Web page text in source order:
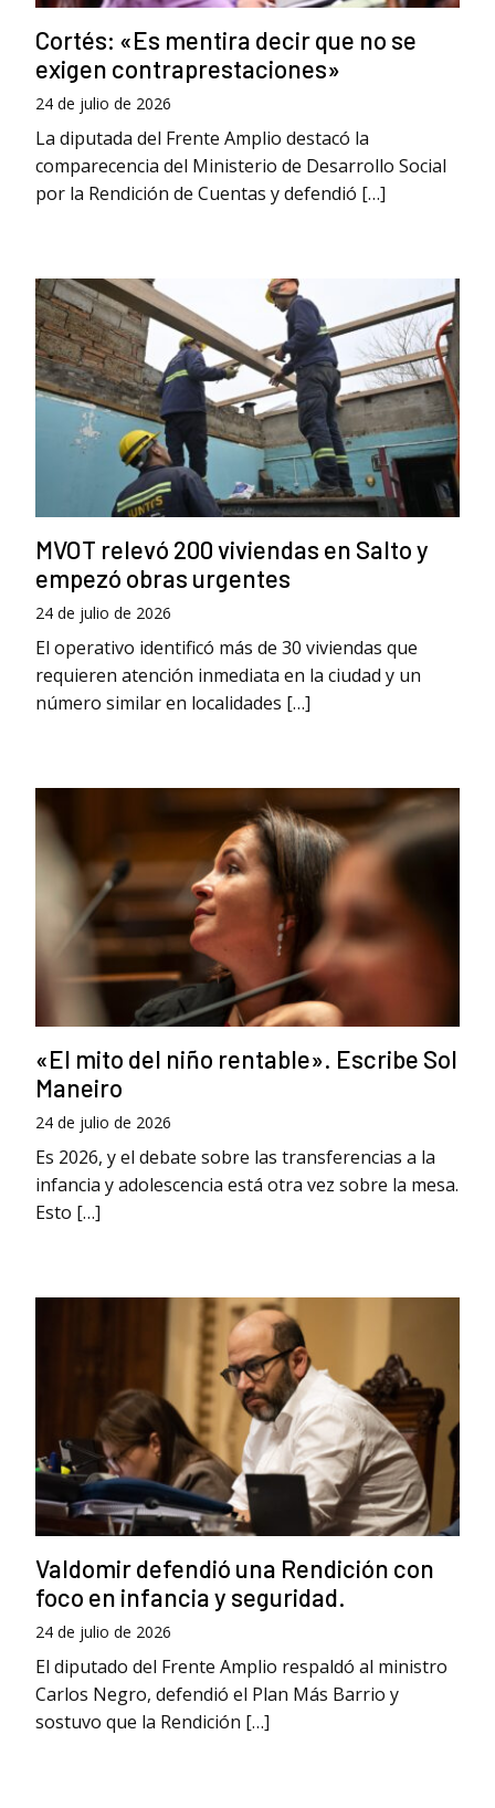
Cortés: «Es mentira decir que no se
exigen contraprestaciones»
24 de julio de 2026
La diputada del Frente Amplio destacó la
comparecencia del Ministerio de Desarrollo Social
por la Rendición de Cuentas y defendió […]
MVOT relevó 200 viviendas en Salto y
empezó obras urgentes
24 de julio de 2026
El operativo identificó más de 30 viviendas que
requieren atención inmediata en la ciudad y un
número similar en localidades […]
«El mito del niño rentable». Escribe Sol
Maneiro
24 de julio de 2026
Es 2026, y el debate sobre las transferencias a la
infancia y adolescencia está otra vez sobre la mesa.
Esto […]
Valdomir defendió una Rendición con
foco en infancia y seguridad.
24 de julio de 2026
El diputado del Frente Amplio respaldó al ministro
Carlos Negro, defendió el Plan Más Barrio y
sostuvo que la Rendición […]